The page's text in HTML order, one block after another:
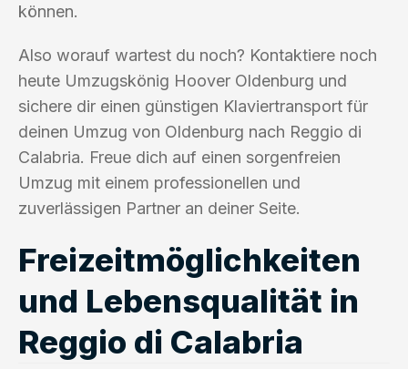
können.
Also worauf wartest du noch? Kontaktiere noch
heute Umzugskönig Hoover Oldenburg und
sichere dir einen günstigen Klaviertransport für
deinen Umzug von Oldenburg nach Reggio di
Calabria. Freue dich auf einen sorgenfreien
Umzug mit einem professionellen und
zuverlässigen Partner an deiner Seite.
Freizeitmöglichkeiten
und Lebensqualität in
Reggio di Calabria